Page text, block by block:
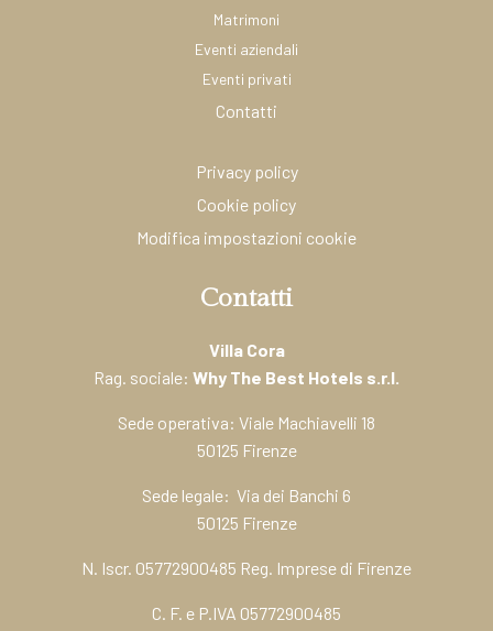
Matrimoni
Eventi aziendali
Eventi privati
Contatti
Privacy policy
Cookie policy
Modifica impostazioni cookie
Contatti
Villa Cora
Rag. sociale: Why The Best Hotels s.r.l.
Sede operativa: Viale Machiavelli 18
50125 Firenze
Sede legale: Via dei Banchi 6
50125 Firenze
N. Iscr. 05772900485 Reg. Imprese di Firenze
C. F. e P.IVA 05772900485